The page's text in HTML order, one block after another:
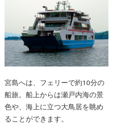
宮島へは、フェリーで約10分の
船旅。船上からは瀬戸内海の景
色や、海上に立つ大鳥居を眺め
ることができます。